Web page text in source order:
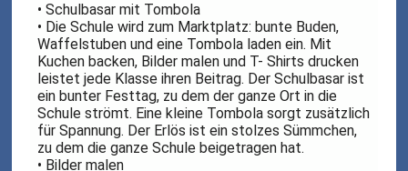
• Schulbasar mit Tombola
• Die Schule wird zum Marktplatz: bunte Buden,
Waffelstuben und eine Tombola laden ein. Mit
Kuchen backen, Bilder malen und T- Shirts drucken
leistet jede Klasse ihren Beitrag. Der Schulbasar ist
ein bunter Festtag, zu dem der ganze Ort in die
Schule strömt. Eine kleine Tombola sorgt zusätzlich
für Spannung. Der Erlös ist ein stolzes Sümmchen,
zu dem die ganze Schule beigetragen hat.
• Bilder malen